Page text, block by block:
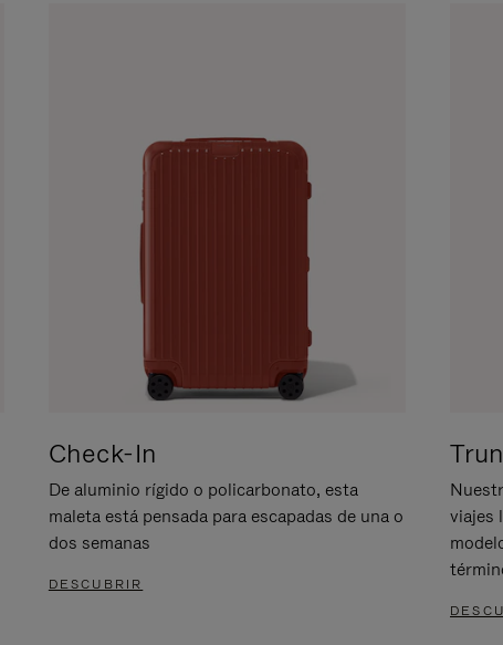
Check-In
De aluminio rígido o policarbonato, esta
maleta está pensada para escapadas de una o
dos semanas
DESCUBRIR
viajes